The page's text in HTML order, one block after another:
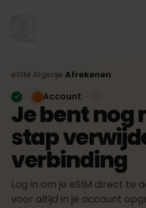
eSIM Algerije Afrekenen
Je bent nog
stap
verbinding
Log in om je eSIM direct te
voor altijd in je account
Account